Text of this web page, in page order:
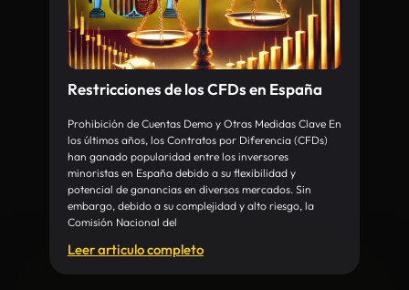
Restricciones de los CFDs en España
Prohibición de Cuentas Demo y Otras Medidas Clave En
los últimos años, los Contratos por Diferencia (CFDs)
han ganado popularidad entre los inversores
minoristas en España debido a su flexibilidad y
potencial de ganancias en diversos mercados. Sin
embargo, debido a su complejidad y alto riesgo, la
Comisión Nacional del
Leer articulo completo